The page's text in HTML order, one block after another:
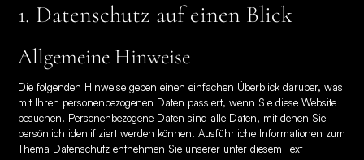
1. Datenschutz auf einen Blick
Allgemeine Hinweise
Die folgenden Hinweise geben einen einfachen Überblick darüber, was
mit Ihren personenbezogenen Daten passiert, wenn Sie diese Website
besuchen. Personenbezogene Daten sind alle Daten, mit denen Sie
persönlich identifiziert werden können. Ausführliche Informationen zum
Thema Datenschutz entnehmen Sie unserer unter diesem Text